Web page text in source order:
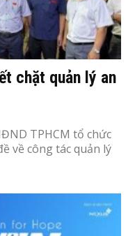
chặt quản lý an
TPHCM tổ chức
về công tác quản lý